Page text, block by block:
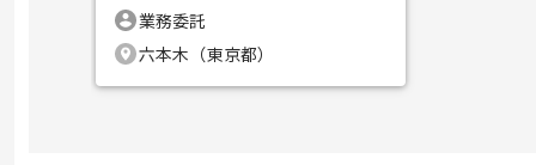
業務委託
六本木（東京都）